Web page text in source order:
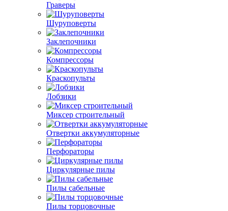
Граверы
Шуруповерты
Заклепочники
Компрессоры
Краскопульты
Лобзики
Миксер строительный
Отвертки аккумуляторные
Перфораторы
Циркулярные пилы
Пилы сабельные
Пилы торцовочные